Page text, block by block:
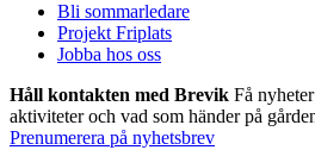
Bli sommarledare
Projekt Friplats
Jobba hos oss
Håll kontakten med Brevik Få
aktiviteter och vad som händer på
Prenumerera på nyhetsbrev